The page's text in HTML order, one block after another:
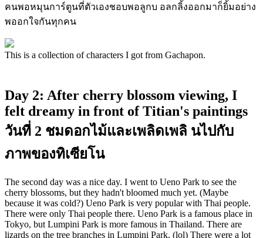
คนพอหมุนการ์ตูนที่ตัวเองชอบพอลูกบ อลกลิ้งออกมาก็ยิ้มอย่าง
พออกใจกันทุกคน
This is a collection of characters I got from Gachapon.
Day 2: After cherry blossom viewing, I
felt dreamy in front of Titian's paintings
วันที่ 2 ชมดอกไม้และเพลิดเพลิ นไปกับ
ภาพของทิเซียโน
The second day was a nice day. I went to Ueno Park to see the
cherry blossoms, but they hadn't bloomed much yet. (Maybe
because it was cold?) Ueno Park is very popular with Thai people.
There were only Thai people there. Ueno Park is a famous place in
Tokyo, but Lumpini Park is more famous in Thailand. There are
lizards on the tree branches in Lumpini Park. (lol) There were a lot